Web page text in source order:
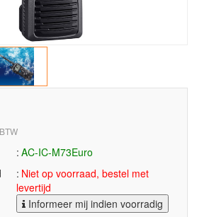
AC-IC-M73Euro
Niet op voorraad, bestel met
levertijd
Informeer mij indien voorradig